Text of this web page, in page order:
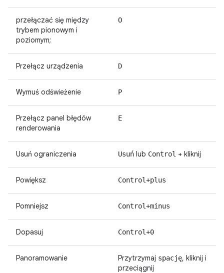
przełączać się między
trybem pionowym i
poziomym;
O
Przełącz urządzenia D
Wymuś odświeżenie P
Przełącz panel błędów
renderowania
E
Usuń ograniczenia Usuń lub Control + kliknij
Powiększ Control+plus
Pomniejsz Control+minus
Dopasuj Control+0
Panoramowanie Przytrzymaj spację, kliknij i
przeciągnij